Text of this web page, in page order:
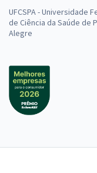
UFCSPA - Universidade
de Ciência da Saúde de
Alegre